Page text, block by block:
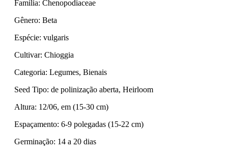
Família: Chenopodiaceae
Gênero: Beta
Espécie: vulgaris
Cultivar: Chioggia
Categoria: Legumes, Bienais
Seed Tipo: de polinização aberta, Heirloom
Altura: 12/06, em (15-30 cm)
Espaçamento: 6-9 polegadas (15-22 cm)
Germinação: 14 a 20 dias